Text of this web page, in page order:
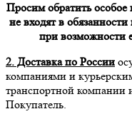
Просим обратить
не входят в
при возможности
2. Доставка по России
компаниями и
транспортной компании
Покупатель.